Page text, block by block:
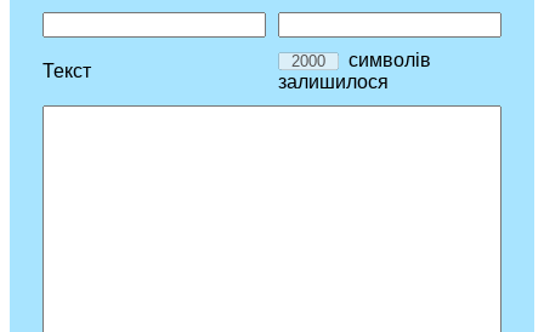
Текст
символів
залишилося